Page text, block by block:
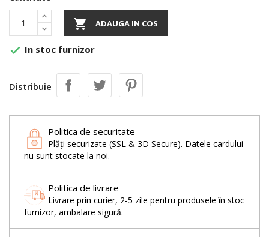
 ADAUGA IN COS
 In stoc furnizor
Distribuie
Politica de securitate
Plăți securizate (SSL & 3D Secure). Datele cardului
nu sunt stocate la noi.
Politica de livrare
Livrare prin curier, 2-5 zile pentru produsele în stoc
furnizor, ambalare sigură.